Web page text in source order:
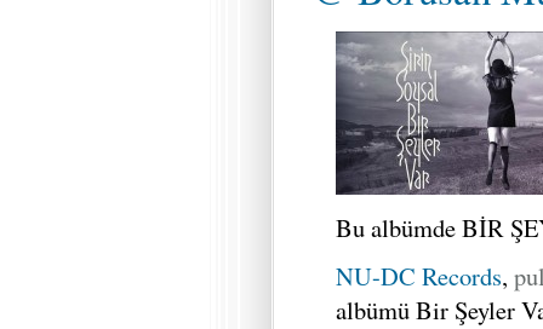
Bu albümde BİR
NU-DC Records,
albümü Bir Şeyler